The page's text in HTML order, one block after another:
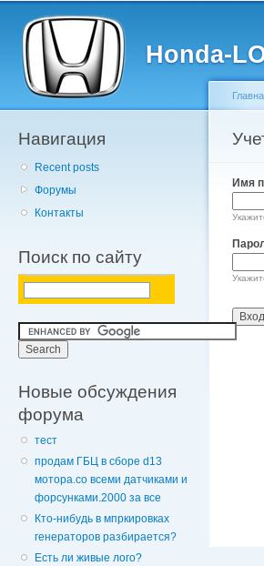
Honda-
Главное меню
Навигация
Recent posts
Форумы
Контакты
Поиск по сайту
Новые обсуждения
форума
тест
продам ГБЦ в сборе d13
мотора.со всеми датчиками и
форсунками.2000 за все
Кто-нибудь в мпркировках
генераторов разбирается?
Есть ли живые лого?
Вы
Имя